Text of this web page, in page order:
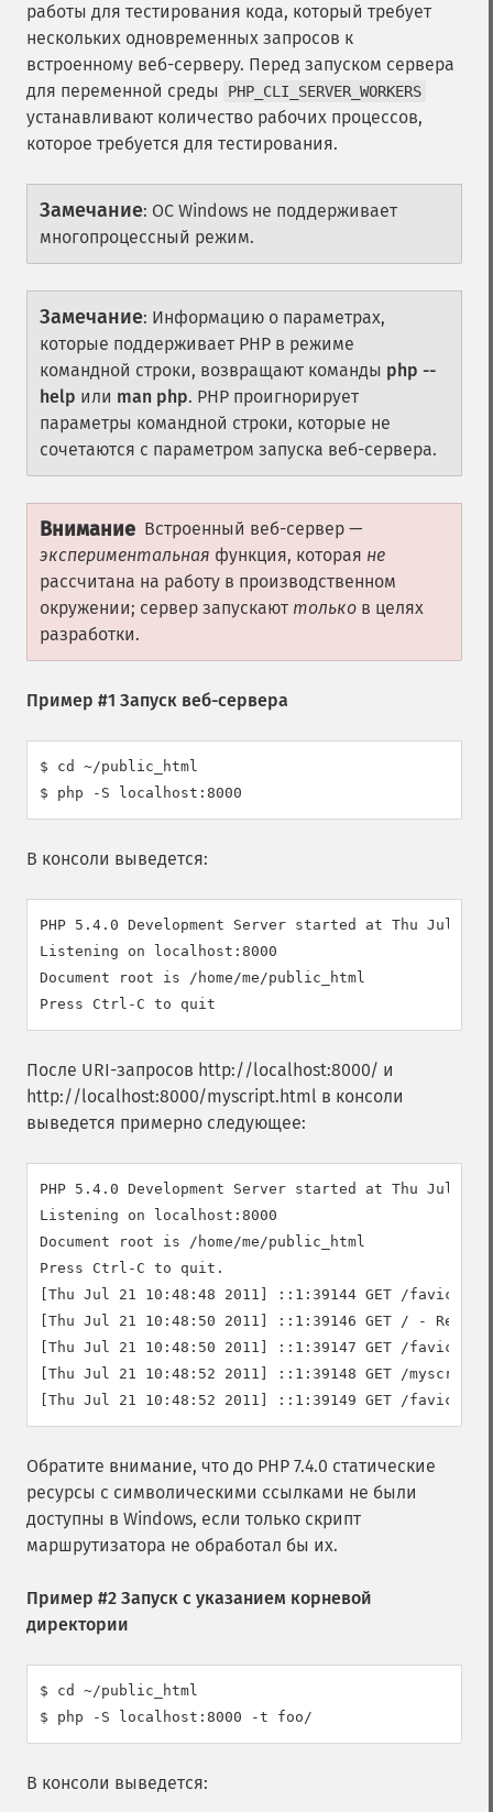
работы для тестирования кода, который требует
нескольких одновременных запросов к
встроенному веб-серверу. Перед запуском сервера
для переменной среды
PHP_CLI_SERVER_WORKERS
устанавливают количество рабочих процессов,
которое требуется для тестирования.
Замечание: ОС Windows не поддерживает
многопроцессный режим.
Замечание: Информацию о параметрах,
которые поддерживает PHP в режиме
командной строки, возвращают команды php --
help или man php. PHP проигнорирует
параметры командной строки, которые не
сочетаются с параметром запуска веб-сервера.
Внимание Встроенный веб-сервер —
экспериментальная функция, которая не
рассчитана на работу в производственном
окружении; сервер запускают только в целях
разработки.
Пример #1 Запуск веб-сервера
$ cd ~/public_html
$ php -S localhost:8000
В консоли выведется:
PHP 5.4.0 Development Server started at Thu Jul 21
Listening on localhost:8000
Document root is /home/me/public_html
После URI-запросов http://localhost:8000/ и
http://localhost:8000/myscript.html в консоли
выведется примерно следующее:
PHP 5.4.0 Development Server started at Thu Jul 21
Listening on localhost:8000
Document root is /home/me/public_html
Press Ctrl-C to quit.
[Thu Jul 21 10:48:48 2011] ::1:39144 GET /
[Thu Jul 21 10:48:50 2011] ::1:39146 GET / -
[Thu Jul 21 10:48:50 2011] ::1:39147 GET /
[Thu Jul 21 10:48:52 2011] ::1:39148 GET /
Обратите внимание, что до PHP 7.4.0 статические
ресурсы с символическими ссылками не были
доступны в Windows, если только скрипт
маршрутизатора не обработал бы их.
Пример #2 Запуск с указанием корневой
директории
$ cd ~/public_html
$ php -S localhost:8000 -t foo/
В консоли выведется: